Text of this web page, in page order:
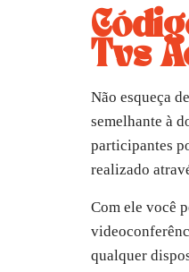
Tvs
Não esqueça
semelhante à
participantes
realizado
Com ele você
qualquer